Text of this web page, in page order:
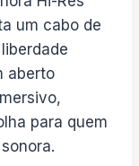
um cabo de
aberto
para quem